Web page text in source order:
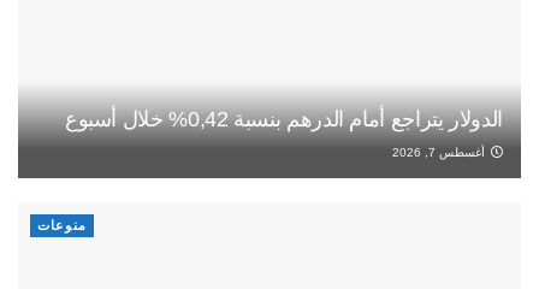
الدولار يتراجع أمام الدرهم بنسبة 0,42% خلال أسبوع
أغسطس 7, 2026
منوعات